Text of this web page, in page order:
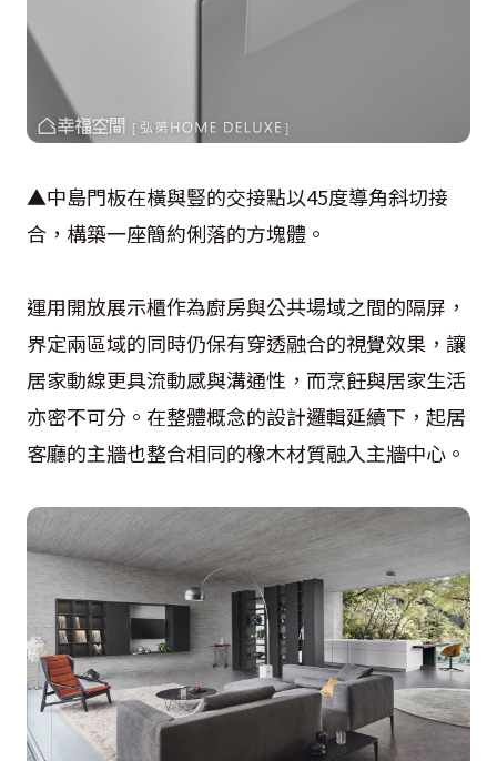
▲中島門板在橫與豎的交接點以45度導角斜切接
合，構築一座簡約俐落的方塊體。
運用開放展示櫃作為廚房與公共場域之間的隔屏，
界定兩區域的同時仍保有穿透融合的視覺效果，讓
居家動線更具流動感與溝通性，而烹飪與居家生活
亦密不可分。在整體概念的設計邏輯延續下，起居
客廳的主牆也整合相同的橡木材質融入主牆中心。